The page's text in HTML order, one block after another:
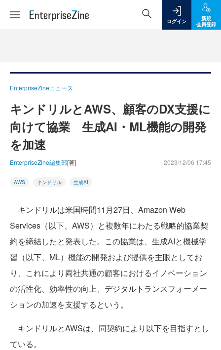
ログイン
新規
会員登録
EnterpriseZineニュース
キンドリルとAWS、顧客のDX支援に
向けて協業 生成AI・ML機能の開発
を加速
EnterpriseZine編集部[著] 2023/12/06 17:45
AWS キンドリル 生成AI
キンドリルは米国時間11月27日、Amazon Web
Services（以下、AWS）と複数年にわたる戦略的協業契
約を締結したと発表した。この協業は、生成AIと機械学
習（以下、ML）機能の開発および提供を主眼としてお
り、これにより両社共通の顧客におけるイノベーション
の活性化、効率性の向上、デジタルトランスフォーメー
ションの加速を支援するという。
キンドリルとAWSは、同契約により以下を目指すとし
ている。